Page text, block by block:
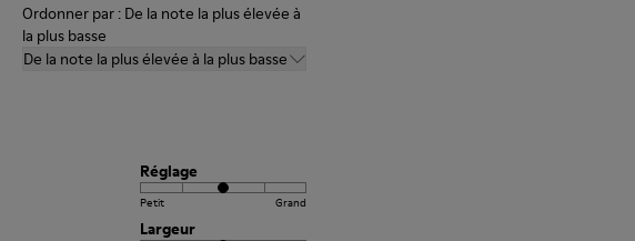
Ordonner par : De la note la plus élevée à
la plus basse
De la note la plus élevée à la plus basse
Réglage
Petit Grand
Largeur